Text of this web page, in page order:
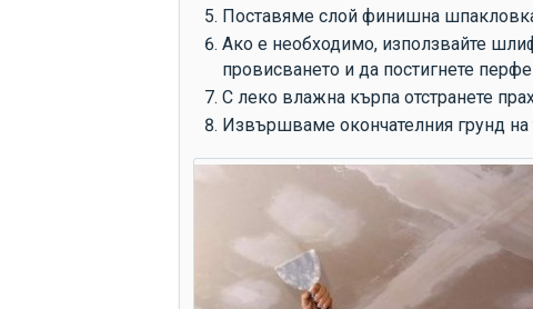
Поставяме слой финишна
Ако е необходимо, използвайте
провисването и да постигнете
С леко влажна кърпа отстранете
Извършваме окончателния грунд на